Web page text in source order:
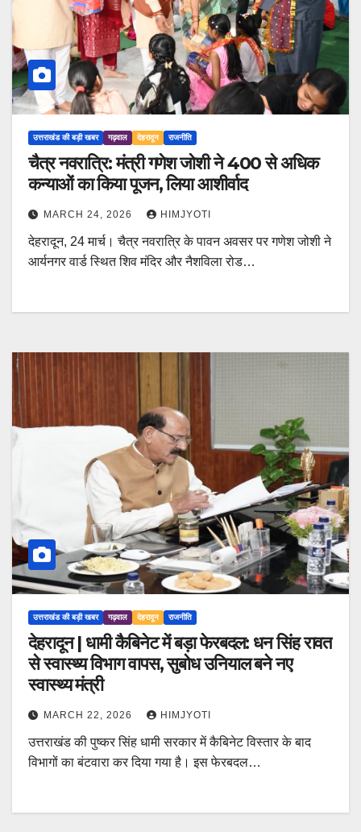
उत्तराखंड की बड़ी खबर गढ़वाल देहरादून राजनीति
चैत्र नवरात्रि: मंत्री गणेश जोशी ने 400 से अधिक
कन्याओं का किया पूजन, लिया आशीर्वाद
MARCH 24, 2026 HIMJYOTI
देहरादून, 24 मार्च। चैत्र नवरात्रि के पावन अवसर पर गणेश जोशी ने
आर्यनगर वार्ड स्थित शिव मंदिर और नैशविला रोड…
उत्तराखंड की बड़ी खबर गढ़वाल देहरादून राजनीति
देहरादून | धामी कैबिनेट में बड़ा फेरबदल: धन सिंह रावत
से स्वास्थ्य विभाग वापस, सुबोध उनियाल बने नए
स्वास्थ्य मंत्री
MARCH 22, 2026 HIMJYOTI
उत्तराखंड की पुष्कर सिंह धामी सरकार में कैबिनेट विस्तार के बाद
विभागों का बंटवारा कर दिया गया है। इस फेरबदल…